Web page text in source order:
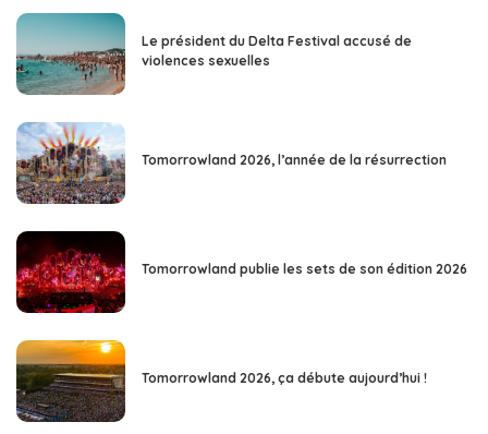
Le président du Delta Festival accusé de
violences sexuelles
Tomorrowland 2026, l’année de la résurrection
Tomorrowland publie les sets de son édition 2026
Tomorrowland 2026, ça débute aujourd’hui !